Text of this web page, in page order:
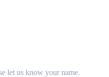
let us know your name.